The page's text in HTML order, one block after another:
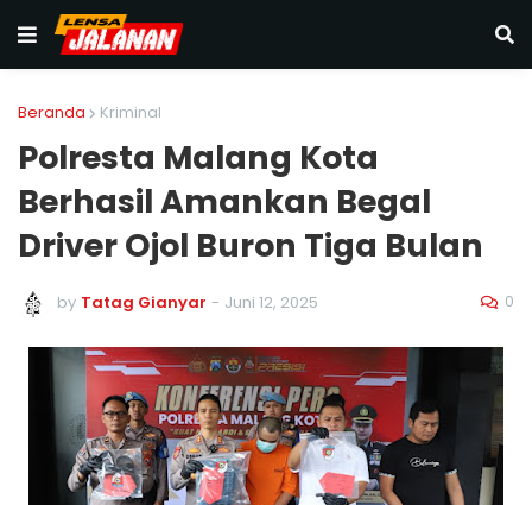
Beranda Kriminal
Polresta Malang Kota
Berhasil Amankan Begal
Driver Ojol Buron Tiga Bulan
by Tatag Gianyar - Juni 12, 2025 0